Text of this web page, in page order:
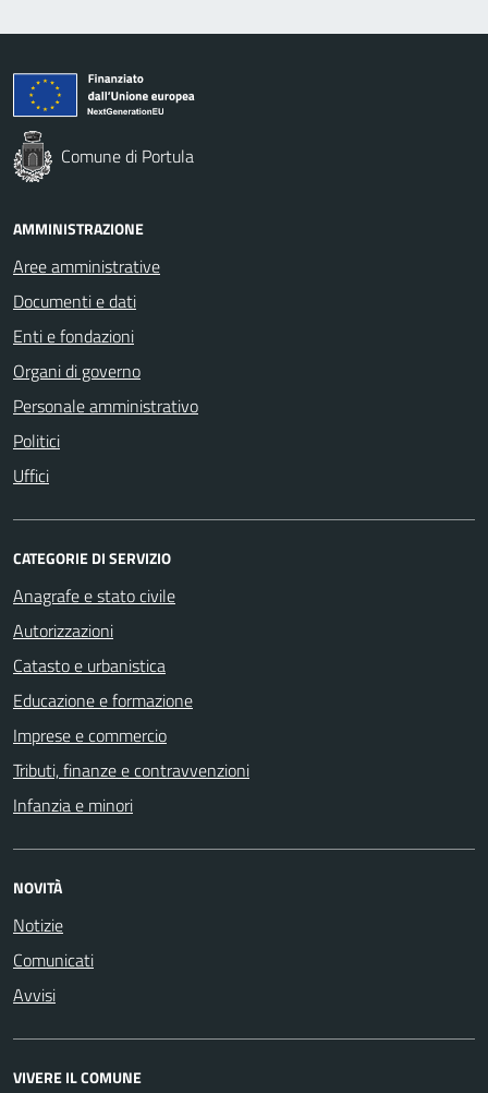
Comune di Portula
AMMINISTRAZIONE
Aree amministrative
Documenti e dati
Enti e fondazioni
Organi di governo
Personale amministrativo
Politici
Uffici
CATEGORIE DI SERVIZIO
Anagrafe e stato civile
Autorizzazioni
Catasto e urbanistica
Educazione e formazione
Imprese e commercio
Tributi, finanze e contravvenzioni
Infanzia e minori
NOVITÀ
Notizie
Comunicati
Avvisi
VIVERE IL COMUNE